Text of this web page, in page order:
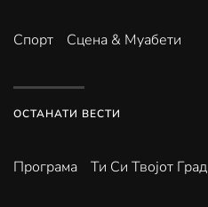
Спорт Сцена & Муабети
ОСТАНАТИ ВЕСТИ
Програма Ти Си Твојот Град